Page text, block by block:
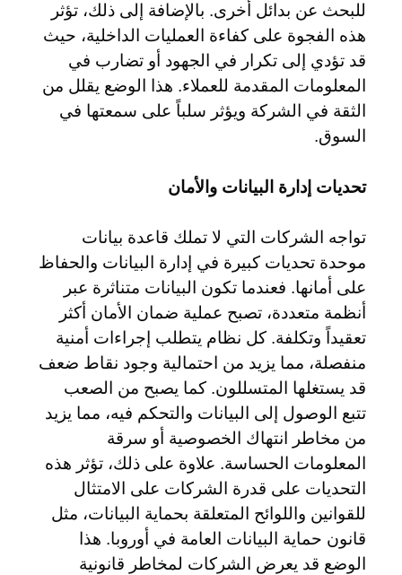
للبحث عن بدائل أخرى. بالإضافة إلى ذلك، تؤثر
هذه الفجوة على كفاءة العمليات الداخلية، حيث
قد تؤدي إلى تكرار في الجهود أو تضارب في
المعلومات المقدمة للعملاء. هذا الوضع يقلل من
الثقة في الشركة ويؤثر سلباً على سمعتها في
السوق.
تحديات إدارة البيانات والأمان
تواجه الشركات التي لا تملك قاعدة بيانات
موحدة تحديات كبيرة في إدارة البيانات والحفاظ
على أمانها. فعندما تكون البيانات متناثرة عبر
أنظمة متعددة، تصبح عملية ضمان الأمان أكثر
تعقيداً وتكلفة. كل نظام يتطلب إجراءات أمنية
منفصلة، مما يزيد من احتمالية وجود نقاط ضعف
قد يستغلها المتسللون. كما يصبح من الصعب
تتبع الوصول إلى البيانات والتحكم فيه، مما يزيد
من مخاطر انتهاك الخصوصية أو سرقة
المعلومات الحساسة. علاوة على ذلك، تؤثر هذه
التحديات على قدرة الشركات على الامتثال
للقوانين واللوائح المتعلقة بحماية البيانات، مثل
قانون حماية البيانات العامة في أوروبا. هذا
الوضع قد يعرض الشركات لمخاطر قانونية